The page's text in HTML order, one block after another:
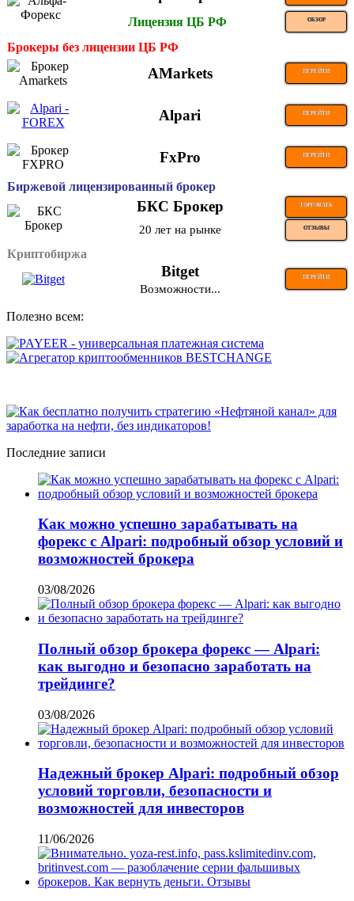
Лицензия ЦБ РФ ОБЗОР
Брокеры без лицензии ЦБ РФ
AMarkets ПЕРЕЙТИ
Alpari ПЕРЕЙТИ
FxPro ПЕРЕЙТИ
Биржевой лицензированный брокер
БКС Брокер ТОРГОВАТЬ
20 лет на рынке ОТЗЫВЫ
Криптобиржа
Bitget ПЕРЕЙТИ
Возможности...
Полезно всем:
Последние записи
Как можно успешно зарабатывать на
форекс с Alpari: подробный обзор условий и
возможностей брокера
03/08/2026
Полный обзор брокера форекс — Alpari:
как выгодно и безопасно заработать на
трейдинге?
03/08/2026
Надежный брокер Alpari: подробный обзор
условий торговли, безопасности и
возможностей для инвесторов
11/06/2026